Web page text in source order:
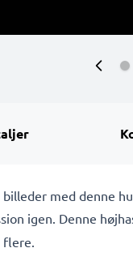
med denne
igen. Denne